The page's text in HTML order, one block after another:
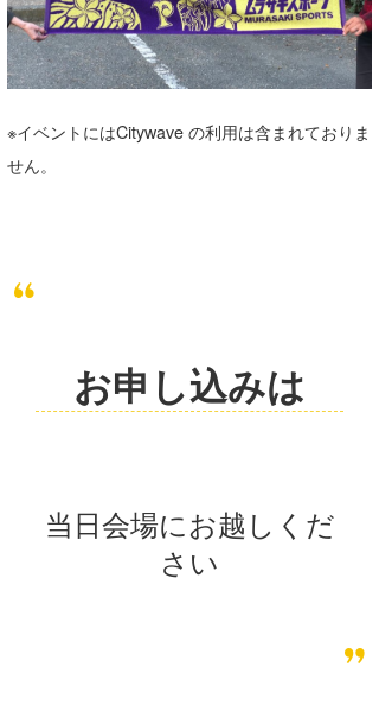
※イベントにはCitywave の利用は含まれておりま
せん。
お申し込みは
当日会場にお越しくだ
さい
まっきー
三輪予報士
小川予報士
ゴン
予報士 hiro.